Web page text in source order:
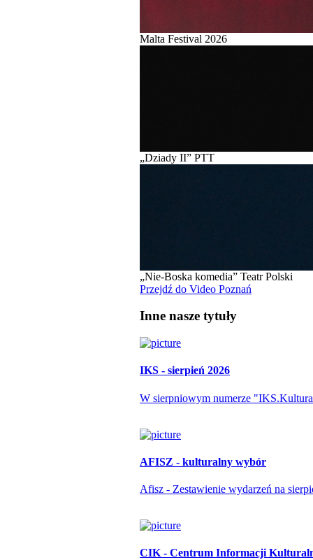
Malta Festival 2026
„Dziady II” PTT
„Nie-Boska komedia” Teatr Polski
Przejdź do Video Poznań
Inne nasze tytuły
IKS - sierpień 2026
W sierpniowym numerze
AFISZ - kulturalny wybór
Afisz - Zestawienie wydarzeń na
CIK - Centrum Informacji